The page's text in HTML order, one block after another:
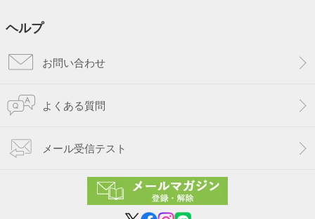
ヘルプ
お問い合わせ
よくある質問
メール受信テスト